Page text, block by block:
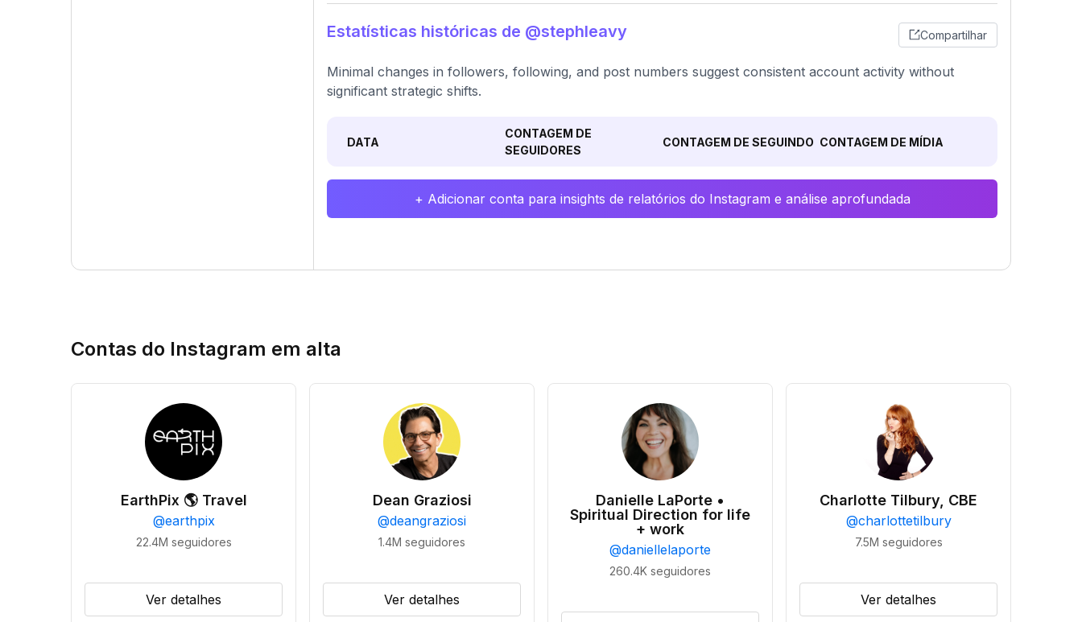
Estatísticas históricas de @stephleavy Compartilhar
Minimal changes in followers, following, and post numbers suggest consistent account activity without
significant strategic shifts.
DATA
CONTAGEM DE
SEGUIDORES
CONTAGEM DE SEGUINDO CONTAGEM DE MÍDIA
+ Adicionar conta para insights de relatórios do Instagram e análise aprofundada
Contas do Instagram em alta
EarthPix 🌎 Travel
@earthpix
22.4M seguidores
Ver detalhes
Dean Graziosi
@deangraziosi
1.4M seguidores
Ver detalhes
Danielle LaPorte •
Spiritual Direction for life
+ work
@daniellelaporte
260.4K seguidores
Charlotte Tilbury, CBE
@charlottetilbury
7.5M seguidores
Ver detalhes